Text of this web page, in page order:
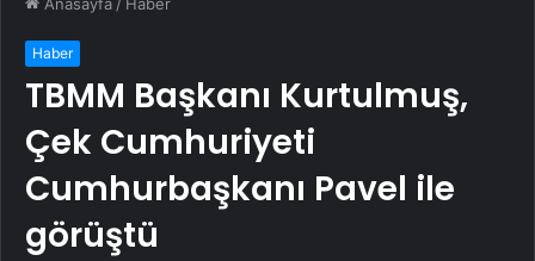
Anasayfa / Haber
Haber
TBMM Başkanı Kurtulmuş,
Çek Cumhuriyeti
Cumhurbaşkanı Pavel ile
görüştü